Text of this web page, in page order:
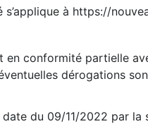
s’applique à https://
en conformité partielle
dérogations
date du 09/11/2022 par